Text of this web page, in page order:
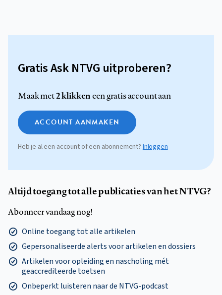
Gratis Ask NTVG uitproberen?
Maak met2 klikkeneen gratis account aan
ACCOUNT AANMAKEN
Heb je al een account of een abonnement?Inloggen
Altijd toegang tot alle publicaties van het NTVG?
Abonneer vandaag nog!
Online toegang tot alle artikelen
Gepersonaliseerde alerts voor artikelen en dossiers
Artikelen voor opleiding en nascholing mét
geaccrediteerde toetsen
Onbeperkt luisteren naar de NTVG-podcast